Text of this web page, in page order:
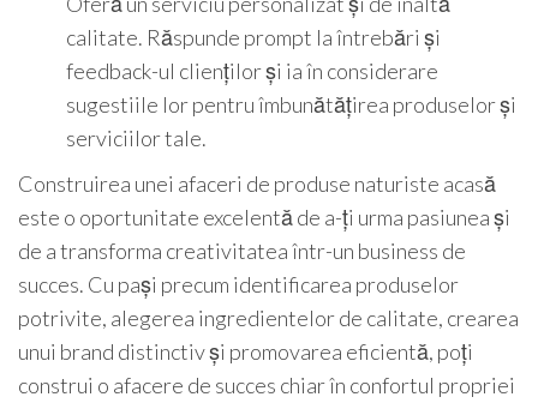
calitate. Răspunde prompt la întrebări și
feedback-ul clienților și ia în considerare
sugestiile lor pentru îmbunătățirea produselor și
serviciilor tale.
Construirea unei afaceri de produse naturiste acasă
este o oportunitate excelentă de a-ți urma pasiunea și
de a transforma creativitatea într-un business de
succes. Cu pași precum identificarea produselor
potrivite, alegerea ingredientelor de calitate, crearea
unui brand distinctiv și promovarea eficientă, poți
construi o afacere de succes chiar în confortul propriei